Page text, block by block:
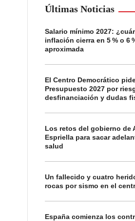
Últimas Noticias
Salario mínimo 2027:
inflación cierra en 5 % o 6
aproximada
El Centro Democrático
Presupuesto 2027 por
desfinanciación y dudas
Los retos del gobierno de
Espriella para sacar
salud
Un fallecido y cuatro
rocas por sismo en el
España comienza los